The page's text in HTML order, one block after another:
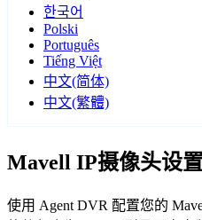
한국어
Polski
Português
Tiếng Việt
中文(简体)
中文(繁體)
Mavell IP摄像头设
使用 Agent DVR 配置您的